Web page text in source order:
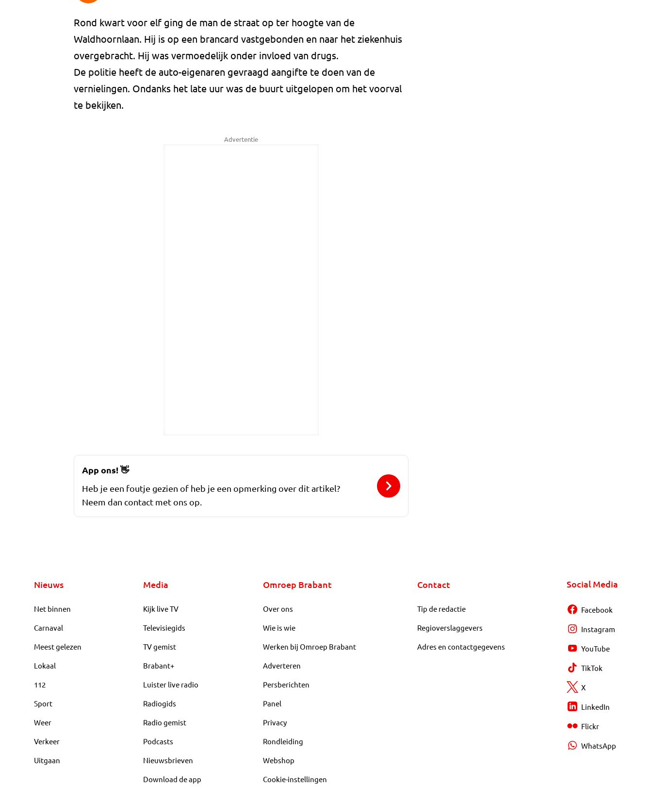
Rond kwart voor elf ging de man de straat op ter hoogte van de
Waldhoornlaan. Hij is op een brancard vastgebonden en naar het ziekenhuis
overgebracht. Hij was vermoedelijk onder invloed van drugs.
De politie heeft de auto-eigenaren gevraagd aangifte te doen van de
vernielingen. Ondanks het late uur was de buurt uitgelopen om het voorval
te bekijken.
Advertentie
App ons!👋
Heb je een foutje gezien of heb je een opmerking over dit artikel?
Neem dan contact met ons op.
Nieuws
Net binnen
Carnaval
Meest gelezen
Lokaal
112
Sport
Weer
Verkeer
Uitgaan
Media
Kijk live TV
Televisiegids
TV gemist
Brabant+
Luister live radio
Radiogids
Radio gemist
Podcasts
Nieuwsbrieven
Download de app
Omroep Brabant
Over ons
Wie is wie
Werken bij Omroep Brabant
Adverteren
Persberichten
Panel
Privacy
Rondleiding
Webshop
Cookie-instellingen
Contact
Tip de redactie
Regioverslaggevers
Adres en contactgegevens
Social Media
Facebook
Instagram
YouTube
TikTok
X
LinkedIn
Flickr
WhatsApp